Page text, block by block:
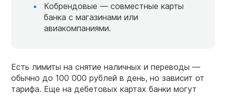
Кобрендовые — совместные карты
банка с магазинами или
авиакомпаниями.
Есть лимиты на снятие наличных и переводы —
обычно до 100 000 рублей в день, но зависит от
тарифа. Еще на дебетовых картах банки могут